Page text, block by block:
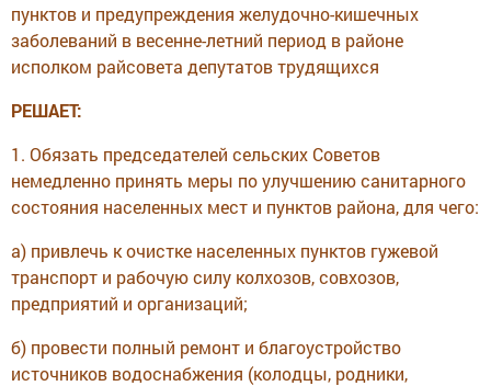
пунктов и предупреждения желудочно-кишечных
заболеваний в весенне-летний период в районе
исполком райсовета депутатов трудящихся
РЕШАЕТ:
1. Обязать председателей сельских Советов
немедленно принять меры по улучшению санитарного
состояния населенных мест и пунктов района, для чего:
а) привлечь к очистке населенных пунктов гужевой
транспорт и рабочую силу колхозов, совхозов,
предприятий и организаций;
б) провести полный ремонт и благоустройство
источников водоснабжения (колодцы, родники,